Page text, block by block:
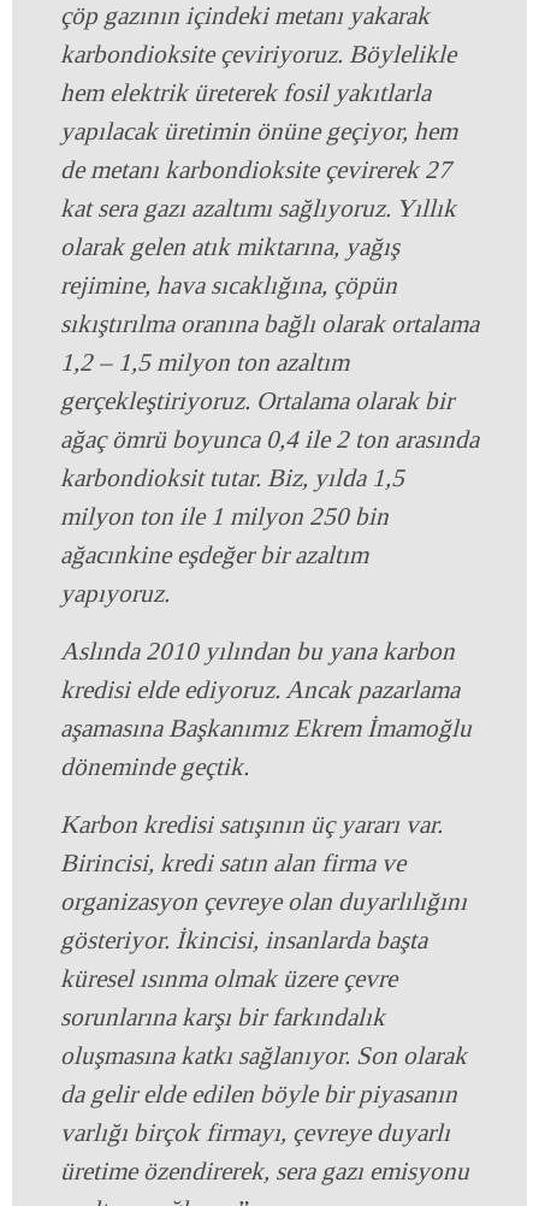
çöp gazının içindeki metanı yakarak
karbondioksite çeviriyoruz. Böylelikle
hem elektrik üreterek fosil yakıtlarla
yapılacak üretimin önüne geçiyor, hem
de metanı karbondioksite çevirerek 27
kat sera gazı azaltımı sağlıyoruz. Yıllık
olarak gelen atık miktarına, yağış
rejimine, hava sıcaklığına, çöpün
sıkıştırılma oranına bağlı olarak ortalama
1,2 – 1,5 milyon ton azaltım
gerçekleştiriyoruz. Ortalama olarak bir
ağaç ömrü boyunca 0,4 ile 2 ton arasında
karbondioksit tutar. Biz, yılda 1,5
milyon ton ile 1 milyon 250 bin
ağacınkine eşdeğer bir azaltım
yapıyoruz.
Aslında 2010 yılından bu yana karbon
kredisi elde ediyoruz. Ancak pazarlama
aşamasına Başkanımız Ekrem İmamoğlu
döneminde geçtik.
Karbon kredisi satışının üç yararı var.
Birincisi, kredi satın alan firma ve
organizasyon çevreye olan duyarlılığını
gösteriyor. İkincisi, insanlarda başta
küresel ısınma olmak üzere çevre
sorunlarına karşı bir farkındalık
oluşmasına katkı sağlanıyor. Son olarak
da gelir elde edilen böyle bir piyasanın
varlığı birçok firmayı, çevreye duyarlı
üretime özendirerek, sera gazı emisyonu